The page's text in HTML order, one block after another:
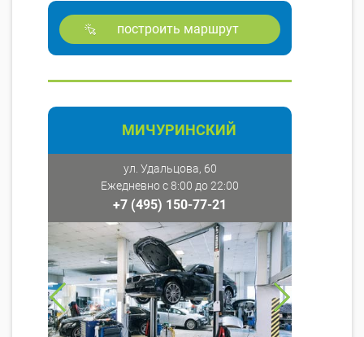
построить маршрут
МИЧУРИНСКИЙ
ул. Удальцова, 60
Ежедневно с 8:00 до 22:00
+7 (495) 150-77-21